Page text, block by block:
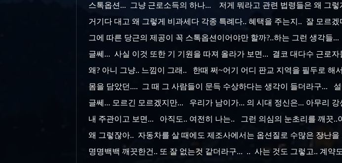
스톡옵션... 그냥 근로소득의 하나... 저게 뭐라고 관련 법령들은 왜 그
거기다 대고 왜 그렇게 비과세다 각종 특례다.. 혜택을 주는지.. 잘 모르
그에 따른 당근의 제공이 꼭 스톡옵션이어야만 할까?..하는 그런 생각
글쎄... 사실 이것 또한 기 기원을 따져 올라가 보면... 결코 대다수 근로
왜? 아니 그냥.. 느낌이 그래.. 한때 쩌~어기 어디 판교 지역을 필두로 해
몸을 담았던.... 그 때 그 사람들이 문득 수상하다는 생각이 들더라구...
글쎄... 모르긴 모르겠지만... 우리가 남이가... 의 시대 정신은... 아무리
내 주관이고 보면... 아직도.. 여전히 나는.. 그런 의심의 눈초리를 깨끗..
왜 그렇잖아.. 자동차를 살 때에도 제조사에서는 옵션질로 수많은 장난
명명백백 깨끗한건.. 또 잘 없는것 같더라구... .. 사는 것도 그렇고.. 계약